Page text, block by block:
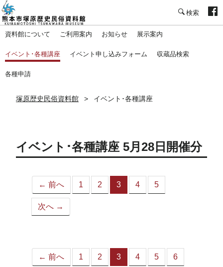
資料館について ご利用案内 お知らせ 展示案内
イベント･各種講座 イベント申し込みフォーム 収蔵品検索
各種申請
塚原歴史民俗資料館 イベント･各種講座
イベント･各種講座 5月28日開催分
← 前へ 1 2 3
（こ
4 5
次へ →
← 前へ 1 2 3
（こ
4 5 6